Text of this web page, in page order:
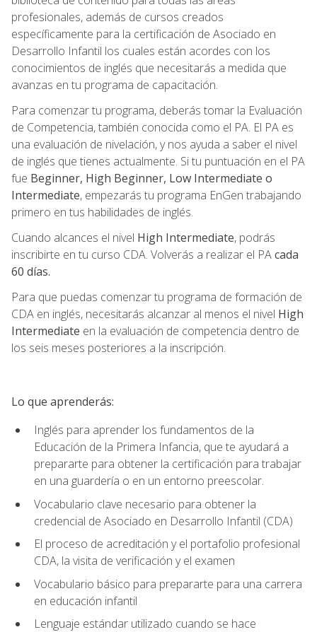
profesionales, además de cursos creados
específicamente para la certificación de Asociado en
Desarrollo Infantil los cuales están acordes con los
conocimientos de inglés que necesitarás a medida que
avanzas en tu programa de capacitación.
Para comenzar tu programa, deberás tomar la Evaluación
de Competencia, también conocida como el PA. El PA es
una evaluación de nivelación, y nos ayuda a saber el nivel
de inglés que tienes actualmente. Si tu puntuación en el PA
fue Beginner, High Beginner, Low Intermediate o
Intermediate, empezarás tu programa EnGen trabajando
primero en tus habilidades de inglés.
Cuando alcances el nivel High Intermediate, podrás
inscribirte en tu curso CDA. Volverás a realizar el PAcada
60 días.
Para que puedas comenzar tu programa de formación de
CDA en inglés, necesitarás alcanzar al menos el nivel High
Intermediate en la evaluación de competencia dentro de
los seis meses posteriores a la inscripción.
Lo que aprenderás:
Inglés para aprender los fundamentos de la
Educación de la Primera Infancia, que te ayudará a
prepararte para obtener la certificación para trabajar
en una guardería o en un entorno preescolar.
Vocabulario clave necesario para obtener la
credencial de Asociado en Desarrollo Infantil (CDA)
El proceso de acreditación y el portafolio profesional
CDA, la visita de verificación y el examen
Vocabulario básico para prepararte para una carrera
en educación infantil
Lenguaje estándar utilizado cuando se hace